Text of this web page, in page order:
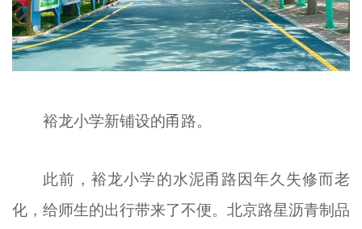
裕龙小学新铺设的甬路。
此前，裕龙小学的水泥甬路因年久失修而老
化，给师生的出行带来了不便。北京路星沥青制品